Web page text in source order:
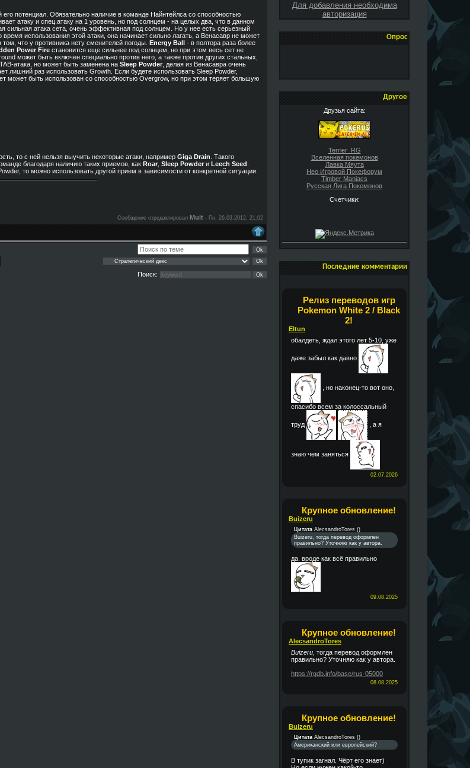
Для добавления необходима
авторизация
Опрос
Другое
Друзья сайта:
Terrier_RG
Вселенная покемонов
Лавка Мяута
Нео Игровой Покефорум
Timber Maniacs
Русская Лига Покемонов
Счетчики:
Последние комментарии
Релиз переводов игр
Pokemon White 2 / Black
2!
Eltun
обалдеть, ждал этого лет 5-10, уже
даже забыл как давно
, но наконец-то вот оно,
спасибо всем за колоссальный
труд , а я
знаю чем заняться
02.07.2026
Крупное обновление!
Buizeru
Цитата AlecsandroTores ()
Buizeru, тогда перевод оформлен
правильно? Уточняю как у автора.
да, вроде как всё правильно
09.08.2025
Крупное обновление!
AlecsandroTores
Buizeru , тогда перевод оформлен
правильно? Уточняю как у автора.
https://rgdb.info/base/rus-05000
08.08.2025
Крупное обновление!
Buizeru
Цитата AlecsandroTores ()
Американский или европейский?
В тупик загнал. Чёрт его знает)
потенциал. Обязательно наличие в команде Найнтейлса со способностью
атаку и спец.атаку на 1 уровень, но под солнцем - на целых два, что в данном
сильная атака сета, очень эффективная под солнцем. Но у нее есть серьезный
время использования этой атаки, она начинает сильно лагать, а Венасавр не может
что у противника нету сменителей погоды. Energy Ball - в полтора раза более
Power Fire становится еще сильнее под солнцем, но при этом весь сет не
может быть включен специально против него, а также против других стальных,
атака, но может быть заменена на Sleep Powder , делая из Венасавра очень
лишний раз использовать Growth. Если будете использовать Sleep Powder,
может быть использован со способностью Overgrow, но при этом теряет большую
то с ней нельзя выучить некоторые атаки, например Giga Drain . Такого
благодаря наличию таких приемов, как Roar Sleep Powder и Leech Seed
то можно использовать другой прием в зависимости от конкретной ситуации.
Сообщение отредактировал Mult - Пн, 26.03.2012, 21:02
Поиск: